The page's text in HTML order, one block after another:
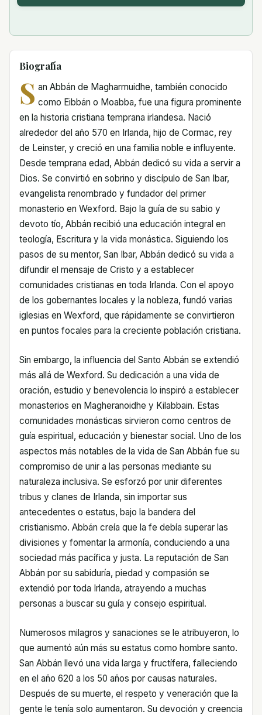
Biografía
S an Abbán de Magharmuidhe, también conocido
como Eibbán o Moabba, fue una figura prominente
en la historia cristiana temprana irlandesa. Nació
alrededor del año 570 en Irlanda, hijo de Cormac, rey
de Leinster, y creció en una familia noble e influyente.
Desde temprana edad, Abbán dedicó su vida a servir a
Dios. Se convirtió en sobrino y discípulo de San Ibar,
evangelista renombrado y fundador del primer
monasterio en Wexford. Bajo la guía de su sabio y
devoto tío, Abbán recibió una educación integral en
teología, Escritura y la vida monástica. Siguiendo los
pasos de su mentor, San Ibar, Abbán dedicó su vida a
difundir el mensaje de Cristo y a establecer
comunidades cristianas en toda Irlanda. Con el apoyo
de los gobernantes locales y la nobleza, fundó varias
iglesias en Wexford, que rápidamente se convirtieron
en puntos focales para la creciente población cristiana.
Sin embargo, la influencia del Santo Abbán se extendió
más allá de Wexford. Su dedicación a una vida de
oración, estudio y benevolencia lo inspiró a establecer
monasterios en Magheranoidhe y Kilabbain. Estas
comunidades monásticas sirvieron como centros de
guía espiritual, educación y bienestar social. Uno de los
aspectos más notables de la vida de San Abbán fue su
compromiso de unir a las personas mediante su
naturaleza inclusiva. Se esforzó por unir diferentes
tribus y clanes de Irlanda, sin importar sus
antecedentes o estatus, bajo la bandera del
cristianismo. Abbán creía que la fe debía superar las
divisiones y fomentar la armonía, conduciendo a una
sociedad más pacífica y justa. La reputación de San
Abbán por su sabiduría, piedad y compasión se
extendió por toda Irlanda, atrayendo a muchas
personas a buscar su guía y consejo espiritual.
Numerosos milagros y sanaciones se le atribuyeron, lo
que aumentó aún más su estatus como hombre santo.
San Abbán llevó una vida larga y fructífera, falleciendo
en el año 620 a los 50 años por causas naturales.
Después de su muerte, el respeto y veneración que la
gente le tenía solo aumentaron. Su devoción y creencia